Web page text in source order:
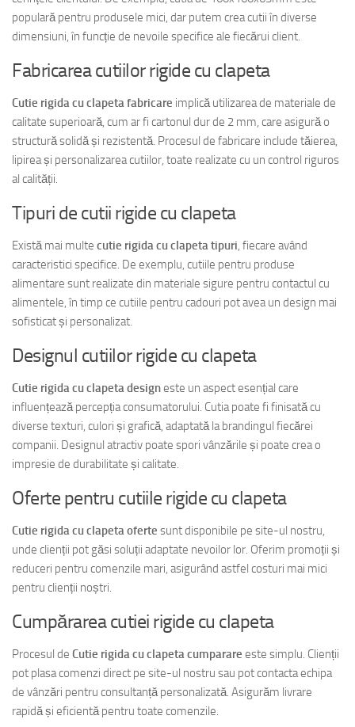
populară pentru produsele mici, dar putem crea cutii în diverse
dimensiuni, în funcție de nevoile specifice ale fiecărui client.
Fabricarea cutiilor rigide cu clapeta
Cutie rigida cu clapeta fabricare implică utilizarea de materiale de
calitate superioară, cum ar fi cartonul dur de 2 mm, care asigură o
structură solidă și rezistentă. Procesul de fabricare include tăierea,
lipirea și personalizarea cutiilor, toate realizate cu un control riguros
al calității.
Tipuri de cutii rigide cu clapeta
Există mai multe cutie rigida cu clapeta tipuri , fiecare având
caracteristici specifice. De exemplu, cutiile pentru produse
alimentare sunt realizate din materiale sigure pentru contactul cu
alimentele, în timp ce cutiile pentru cadouri pot avea un design mai
sofisticat și personalizat.
Designul cutiilor rigide cu clapeta
Cutie rigida cu clapeta designeste un aspect esențial care
influențează percepția consumatorului. Cutia poate fi finisată cu
diverse texturi, culori și grafică, adaptată la brandingul fiecărei
companii. Designul atractiv poate spori vânzările și poate crea o
impresie de durabilitate și calitate.
Oferte pentru cutiile rigide cu clapeta
Cutie rigida cu clapeta oferte sunt disponibile pe site-ul nostru,
unde clienții pot găsi soluții adaptate nevoilor lor. Oferim promoții și
reduceri pentru comenzile mari, asigurând astfel costuri mai mici
pentru clienții noștri.
Cumpărarea cutiei rigide cu clapeta
Procesul de Cutie rigida cu clapeta cumparare este simplu. Clienții
pot plasa comenzi direct pe site-ul nostru sau pot contacta echipa
de vânzări pentru consultanță personalizată. Asigurăm livrare
rapidă și eficientă pentru toate comenzile.